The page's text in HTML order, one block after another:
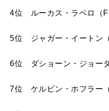
4位 ルーカス・ラベロ（
5位 ジャガー・イートン
6位 ダショーン・ジョー
7位 ケルビン・ホフラー